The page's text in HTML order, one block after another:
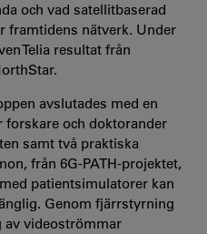
och vad satellitbaserad
framtidens nätverk. Under
Telia resultat från
avslutades med en
forskare och doktorander
samt två praktiska
från 6G-PATH-projektet,
patientsimulatorer kan
Genom fjärrstyrning
av videoströmmar